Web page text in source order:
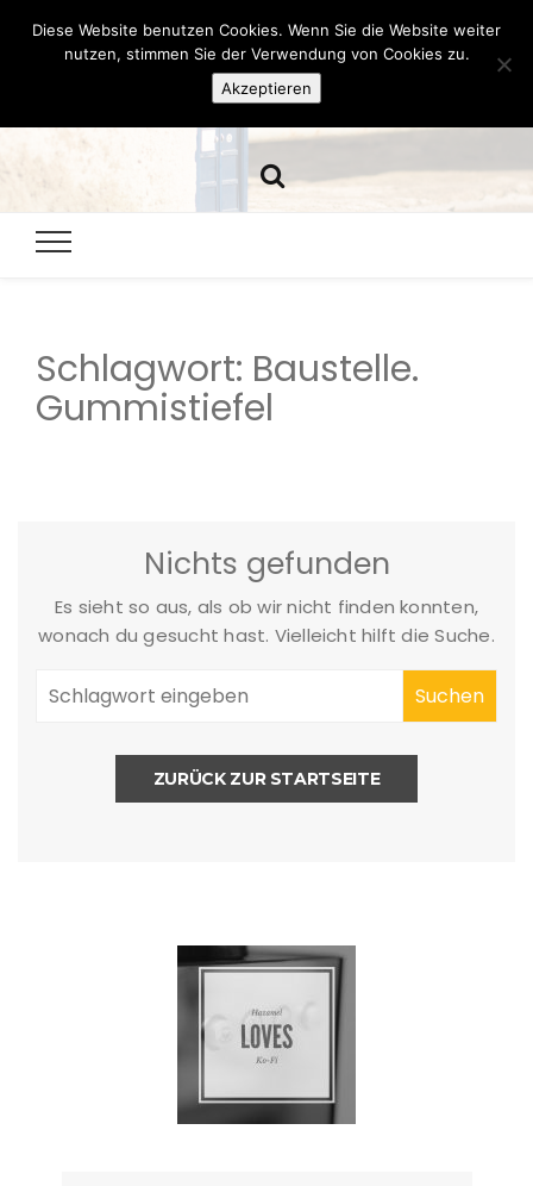
Hazamelistan
Schlagwort: Baustelle.
Gummistiefel
Nichts gefunden
Es sieht so aus, als ob wir nicht finden konnten,
wonach du gesucht hast. Vielleicht hilft die Suche.
ZURÜCK ZUR STARTSEITE
Diese Website benutzen Cookies. Wenn Sie die Website weiter
nutzen, stimmen Sie der Verwendung von Cookies zu.
Akzeptieren